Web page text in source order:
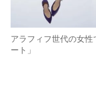
アラフィフ世代の女
ート」